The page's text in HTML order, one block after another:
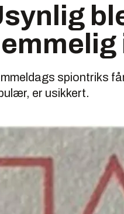
spiontriks
er usikkert.